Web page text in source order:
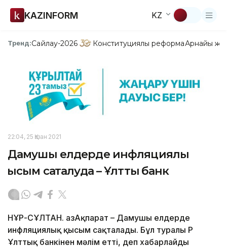
KAZINFORM KZ
Тренд:Сайлау-2026 Конституциялық реформаАрнайы
22:04, 25 Қазан 2021
Дамушы елдерде инфляциялық
қысым сақталуда – Ұлттық банк
НҰР-СҰЛТАН. ҚазАқпарат – Дамушы елдерде
инфляциялық қысым сақталады. Бұл туралы ҚР
Ұлттық банкінен мәлім етті, деп хабарлайды